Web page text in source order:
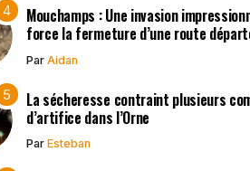
Mouchamps : Une invasion
force la fermeture d’une route
Par Aidan
La sécheresse contraint plusieurs
d’artifice dans l’Orne
Par Esteban